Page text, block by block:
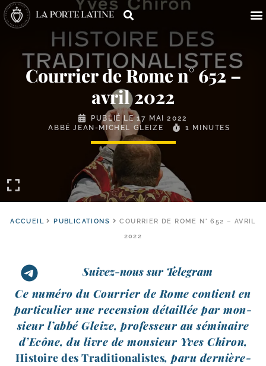
Courrier de Rome n° 652 –
avril 2022
PUBLIÉ LE17 MAI 2022
ABBÉ JEAN-MICHEL GLEIZE
1 MINUTES
ACCUEIL PUBLICATIONS
COURRIER DE ROME N° 652 – AVRIL
2022
Suivez-nous sur Telegram
Ce numé­ro du Courrier de Rome contient en
par­ti­cu­lier une recen­sion détaillée par mon­
sieur l’abbé Gleize, pro­fes­seur au sémi­naire
d’Ecône, du livre de mon­sieur Yves Chiron,
Histoire des Traditionalistes, paru der­niè­re­